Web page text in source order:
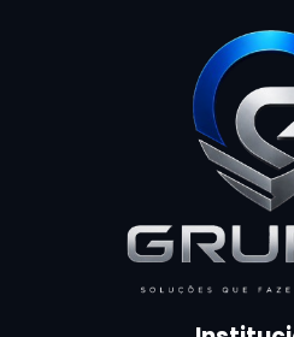
Empresas de Monitoramento
Facility Terceirização
Instalação de Cercas
Monitoramento de Alarme 24
Portaria
Portaria Remota para
Reconhecimento Facial em
Reconhecimento Facial